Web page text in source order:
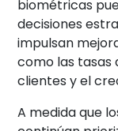
biométricas
decisiones
impulsan
como las tasas
clientes y el
A medida que